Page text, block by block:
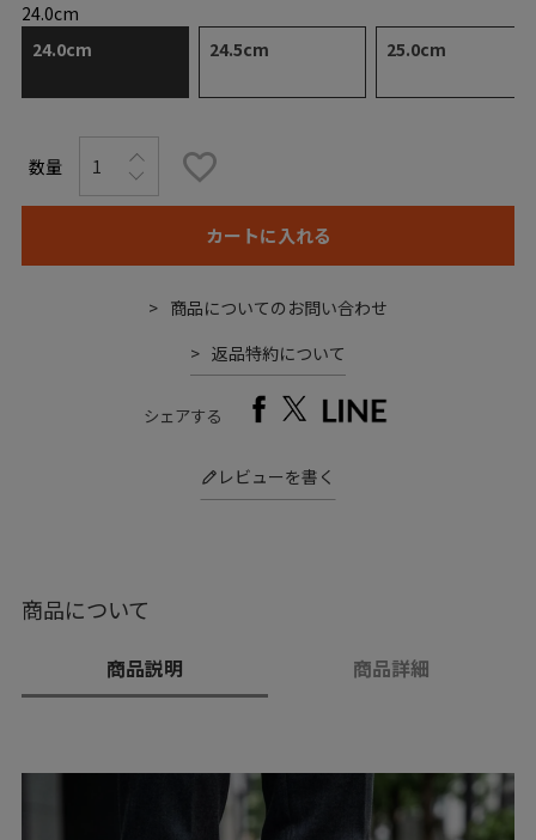
24.0cm
24.0cm
24.5cm 25.0cm
カートに入れる
商品についてのお問い合わせ
返品特約について
シェアする
レビューを書く
商品について
商品説明 商品詳細